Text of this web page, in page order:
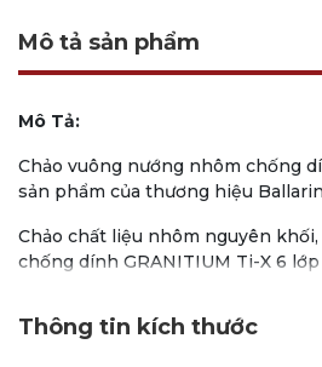
Mô tả sản phẩm
Mô Tả:
Chảo vuông nướng nhôm chống
sản phẩm của thương hiệu
Chảo chất liệu nhôm nguyên
chống dính GRANITIUM Ti-X 6 lớp
Thông tin kích thước